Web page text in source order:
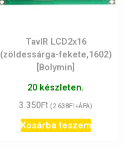
TavIR LCD2x16
(zöldessárga-fekete,1602)
[Bolymin]
20 készleten.
3.350Ft (2.638Ft+ÁFA)
Kosárba teszem